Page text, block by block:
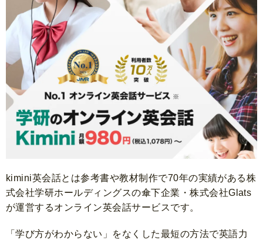
kimini英会話とは参考書や教材制作で70年の実績がある株
式会社学研ホールディングスの傘下企業・株式会社Glats
が運営するオンライン英会話サービスです。
「学び方がわからない」をなくした最短の方法で英語力